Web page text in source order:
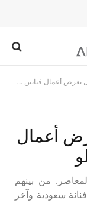
فنانين عرب في ساو باولو
أعمال
من بينهم
سعودية وآخر